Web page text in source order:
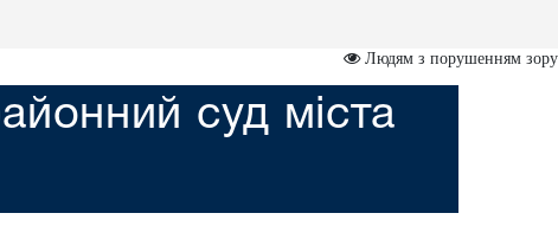
Людям з порушенням зору
суд міста